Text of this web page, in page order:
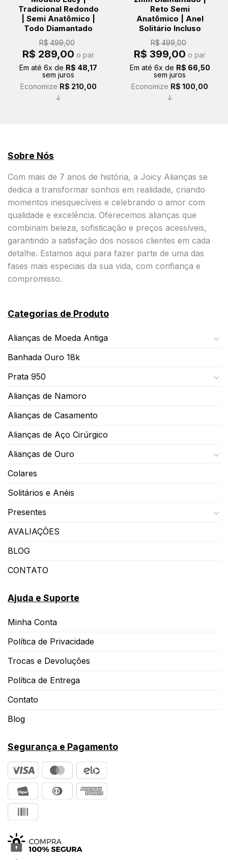
Tradicional Redondo
| Semi Anatômico |
Todo Diamantado
R$499,00
O
preço
era:
R$ 499,00.
R$ 289,00 preço
é:
o par
Em até 6x de R$ 48,17
sem juros
Economize R$ 210,00
↓
Reto Semi
Anatômico | Anel
Solitário Incluso
R$499,00
O
preço
era:
R$ 499,00.
R$ 399,00 preço
é:
o par
Em até 6x de R$ 66,50
sem juros
Economize R$ 100,00
↓
Sobre Nós
Com mais de 7 anos de história, a Joicy Alianças se
dedica a transformar sonhos em realidade, criando
momentos inesquecíveis e celebrando o amor com
qualidade e excelência. Oferecemos alianças que
combinam beleza, sofisticação e preços acessíveis,
garantindo a satisfação dos nossos clientes em cada
detalhe. Estamos aqui para fazer parte de uma das
fases mais especiais da sua vida, com confiança e
compromisso.
Categorias de Produto
Alianças de Moeda Antiga
Banhada Ouro 18k
Prata 950
Alianças de Namoro
Alianças de Casamento
Alianças de Aço Cirúrgico
Alianças de Ouro
Colares
Solitários e Anéis
Presentes
AVALIAÇÕES
BLOG
CONTATO
Ajuda e Suporte
Minha Conta
Política de Privacidade
Trocas e Devoluções
Política de Entrega
Contato
Blog
Segurança e Pagamento